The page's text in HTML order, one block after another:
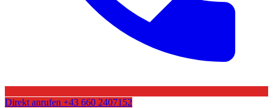
Direkt anrufen +43 660 2407152